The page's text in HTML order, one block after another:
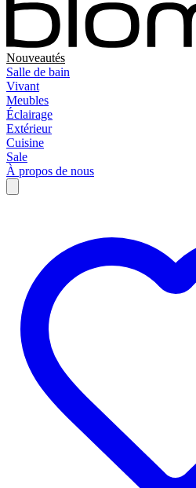
Nouveautés
Salle de bain
Vivant
Meubles
Éclairage
Extérieur
Cuisine
Sale
À propos de nous